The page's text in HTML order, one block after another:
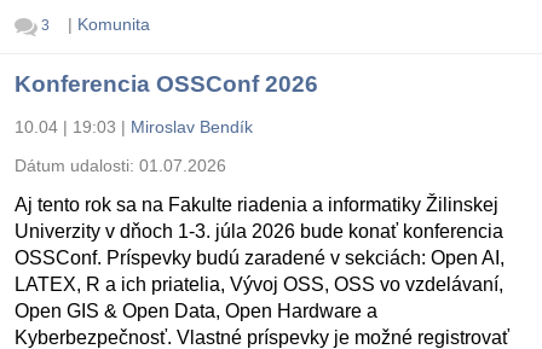
3 | Komunita
Konferencia OSSConf 2026
10.04 | 19:03 | Miroslav Bendík
Dátum udalosti: 01.07.2026
Aj tento rok sa na Fakulte riadenia a informatiky Žilinskej
Univerzity v dňoch 1-3. júla 2026 bude konať konferencia
OSSConf. Príspevky budú zaradené v sekciách: Open AI,
LATEX, R a ich priatelia, Vývoj OSS, OSS vo vzdelávaní,
Open GIS & Open Data, Open Hardware a
Kyberbezpečnosť. Vlastné príspevky je možné registrovať